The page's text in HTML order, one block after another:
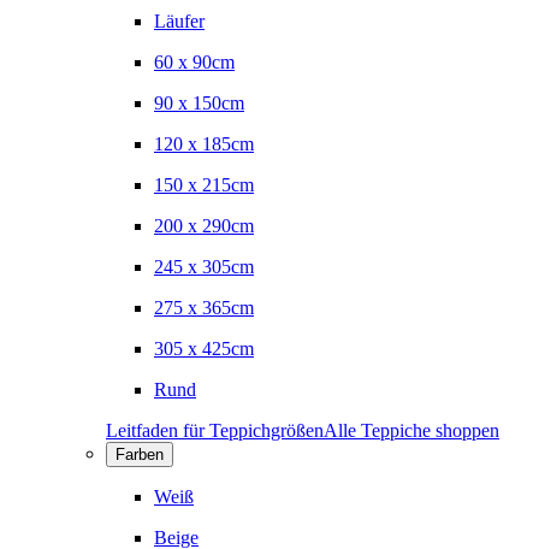
Läufer
60 x 90cm
90 x 150cm
120 x 185cm
150 x 215cm
200 x 290cm
245 x 305cm
275 x 365cm
305 x 425cm
Rund
Leitfaden für TeppichgrößenAlle Teppiche shoppen
Farben
Weiß
Beige